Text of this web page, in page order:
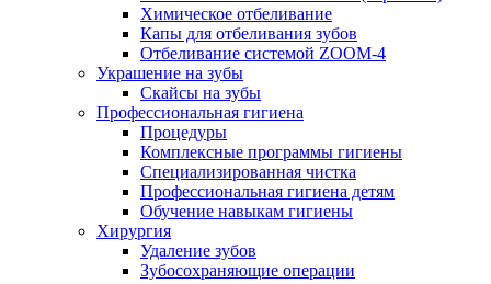
Химическое отбеливание
Капы для отбеливания зубов
Отбеливание системой ZOOM-4
Украшение на зубы
Скайсы на зубы
Профессиональная гигиена
Процедуры
Комплексные программы гигиены
Специализированная чистка
Профессиональная гигиена детям
Обучение навыкам гигиены
Хирургия
Удаление зубов
Зубосохраняющие операции